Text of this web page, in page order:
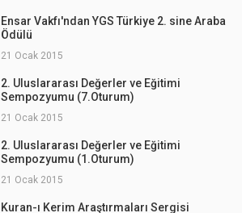
Ensar Vakfı'ndan YGS Türkiye 2. sine Araba
Ödülü
21 Ocak 2015
2. Uluslararası Değerler ve Eğitimi
Sempozyumu (7.Oturum)
21 Ocak 2015
2. Uluslararası Değerler ve Eğitimi
Sempozyumu (1.Oturum)
21 Ocak 2015
Kuran-ı Kerim Araştırmaları Sergisi